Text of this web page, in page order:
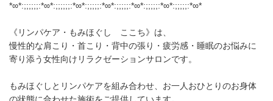
*∞*:;;;;;;:*∞*:;;;;;;:*∞*:;;;;;:*∞*:;;;;;:*∞*:;;;;;:*∞*:;;;;;:*∞*
《リンパケア・もみほぐし ここち》は、
慢性的な肩こり・首こり・背中の張り・疲労感・睡眠のお悩みに
寄り添う女性向けリラクゼーションサロンです。
もみほぐしとリンパケアを組み合わせ、お一人おひとりのお身体